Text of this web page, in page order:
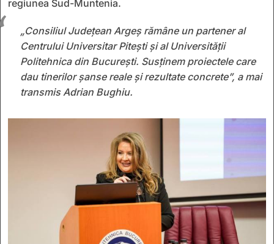
regiunea Sud-Muntenia.
„Consiliul Județean Argeș rămâne un partener al
Centrului Universitar Pitești și al Universității
Politehnica din București. Susținem proiectele care
dau tinerilor șanse reale și rezultate concrete”, a mai
transmis Adrian Bughiu.